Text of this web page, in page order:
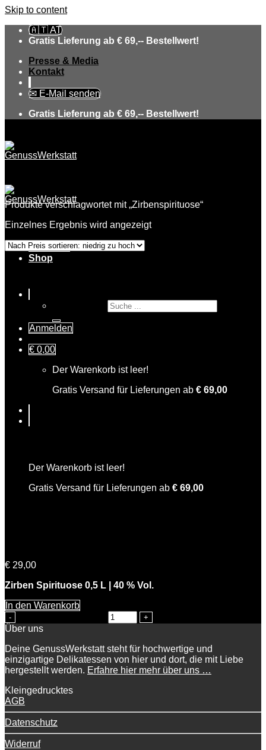
Skip to content
🇦🇹 AT
Gratis Lieferung ab € 69,-- Bestellwert!
Presse & Media
Kontakt
✉ E-Mail senden
Gratis Lieferung ab € 69,-- Bestellwert!
Über uns
Shop
Anmelden
€ 0,00
Der Warenkorb ist leer!
Gratis Versand für Lieferungen ab € 69,00
Der Warenkorb ist leer!
Gratis Versand für Lieferungen ab € 69,00
Produkte verschlagwortet mit „Zirbenspirituose“
Einzelnes Ergebnis wird angezeigt
€ 29,00
Zirben Spirituose 0,5 L | 40 % Vol.
In den Warenkorb
Über uns
Deine GenussWerkstatt steht für hochwertige und
einzigartige Delikatessen von hier und dort, die mit Liebe
hergestellt werden. Erfahre hier mehr über uns …
Kleingedrucktes
AGB
Datenschutz
Widerruf